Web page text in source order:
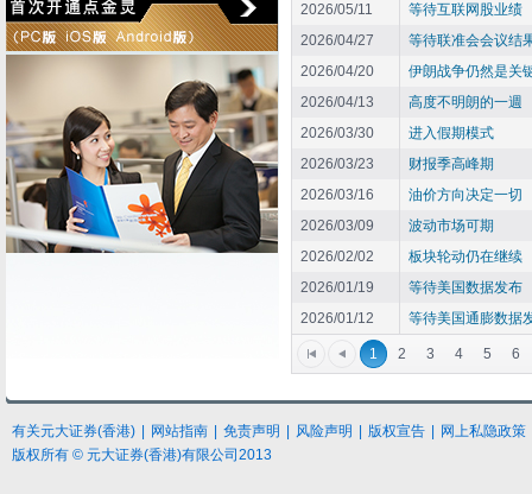
2026/05/11
等待互联网股业绩
2026/04/27
等待联准会会议结
2026/04/20
伊朗战争仍然是关
2026/04/13
高度不明朗的一週
2026/03/30
进入假期模式
2026/03/23
财报季高峰期
2026/03/16
油价方向决定一切
2026/03/09
波动市场可期
2026/02/02
板块轮动仍在继续
2026/01/19
等待美国数据发布
2026/01/12
等待美国通膨数据
1 2 3 4 5 6
有关元大证券(香港) 网站指南 免责声明 风险声明 版权宣告
网上私隐政策
版权所有 © 元大证券(香港)有限公司2013